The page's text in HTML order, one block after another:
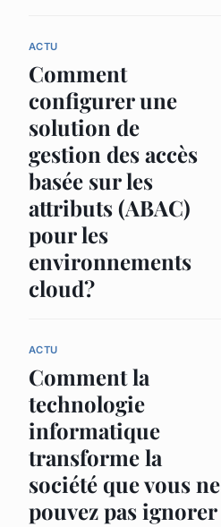
ACTU
Comment
configurer une
solution de
gestion des accès
basée sur les
attributs (ABAC)
pour les
environnements
cloud?
ACTU
Comment la
technologie
informatique
transforme la
société que vous ne
pouvez pas ignorer